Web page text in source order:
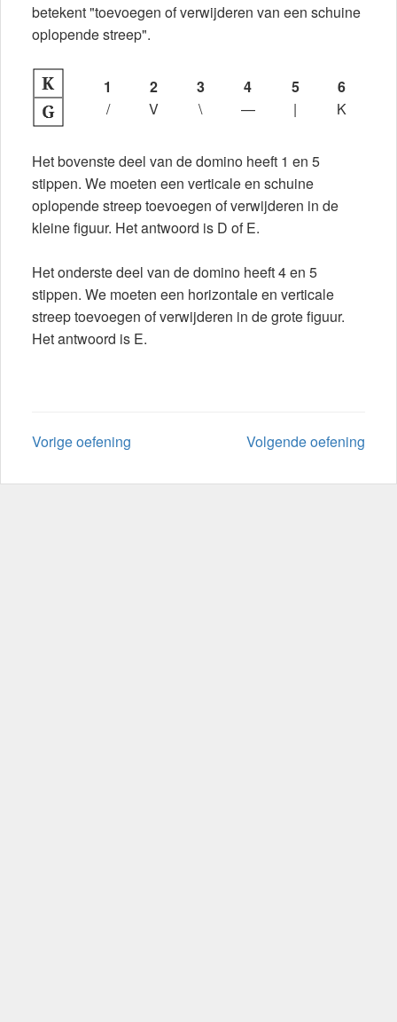
betekent "toevoegen of verwijderen van een schuine
oplopende streep".
1 2 3 4 5
6
/
V \ — | K
Het bovenste deel van de domino heeft 1 en 5
stippen. We moeten een verticale en schuine
oplopende streep toevoegen of verwijderen in de
kleine figuur. Het antwoord is D of E.
Het onderste deel van de domino heeft 4 en 5
stippen. We moeten een horizontale en verticale
streep toevoegen of verwijderen in de grote figuur.
Het antwoord is E.
Vorige oefening Volgende oefening